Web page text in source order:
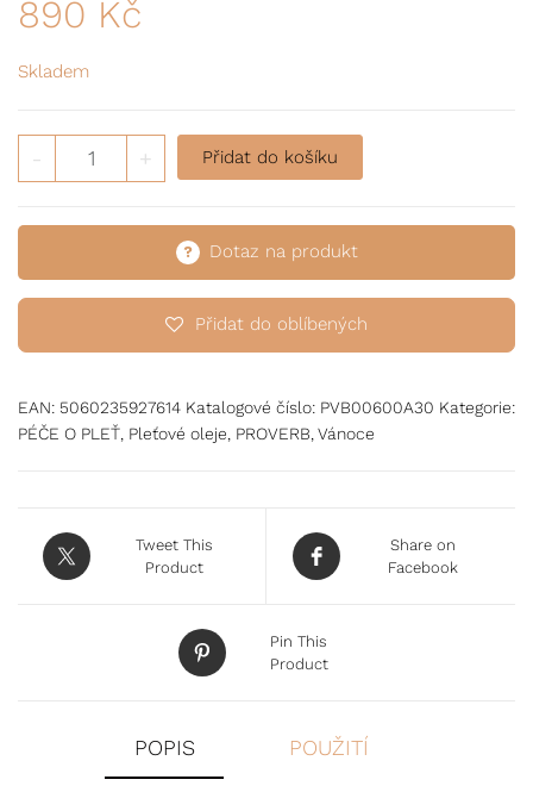
890 Kč
Skladem
- Anti-age a hydratační superfood pleťový olej + taštička
+ Přidat do košíku
Dotaz na produkt
Přidat do oblíbených
EAN: 5060235927614 Katalogové číslo: PVB00600A30 Kategorie:
PÉČE O PLEŤ Pleťové oleje PROVERB Vánoce
Tweet This
Product
Share on
Facebook
Pin This
Product
POPIS POUŽITÍ